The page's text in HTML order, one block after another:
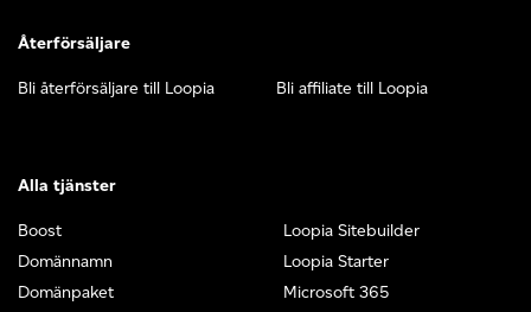
Återförsäljare
Bli återförsäljare till Loopia Bli affiliate till Loopia
Alla tjänster
Boost
Domännamn
Domänpaket
Loopia Sitebuilder
Loopia Starter
Microsoft 365